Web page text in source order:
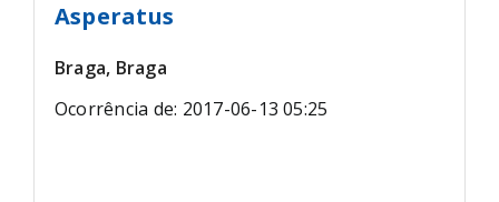
Asperatus
Braga, Braga
Ocorrência de: 2017-06-13 05:25